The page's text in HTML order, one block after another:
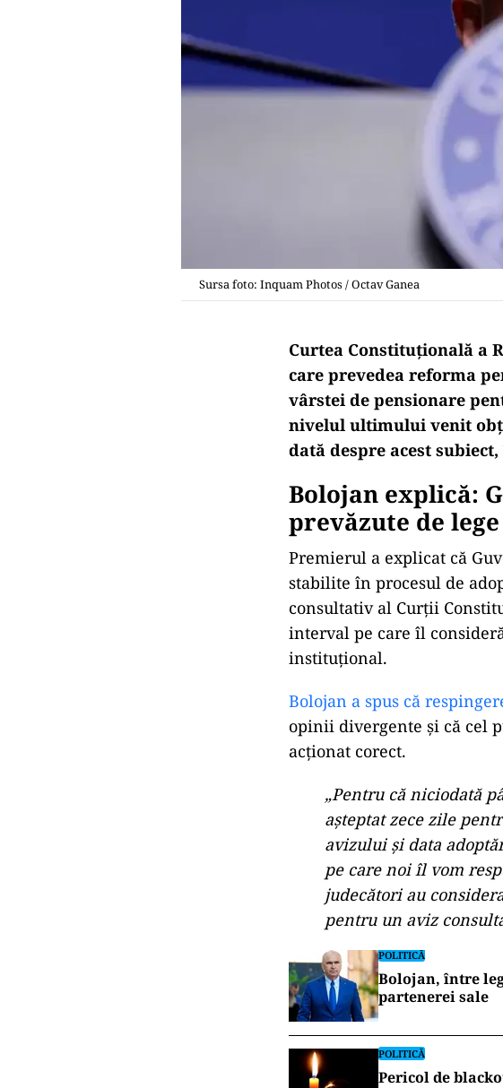
Sursa foto: Inquam Photos / Octav Ganea
Curtea Constituțională a
care prevedea reforma
vârstei de pensionare
nivelul ultimului venit
dată despre acest
Bolojan explică:
prevăzute de lege
Premierul a explicat că
stabilite în procesul de
consultativ al Curții
interval pe care îl
instituțional.
Bolojan a spus că
opinii divergente și că cel
acționat corect.